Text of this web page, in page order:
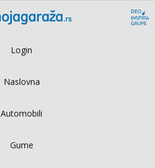
Login
Naslovna
Automobili
Gume